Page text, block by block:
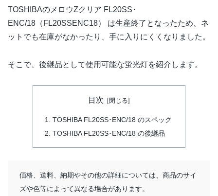
TOSHIBAのメロウZクリア FL20SS･
ENC/18（FL20SSENC18） は生産終了となったため、ネ
ットでも在庫がなかったり、手に入りにくくなりました。
そこで、後継品として使用可能な蛍光灯を紹介します。
目次
TOSHIBA FL20SS･ENC/18 のスペック
TOSHIBA FL20SS･ENC/18 の後継品
価格、送料、納期やその他の詳細については、商品のサイ
ズや色等によって異なる場合があります。